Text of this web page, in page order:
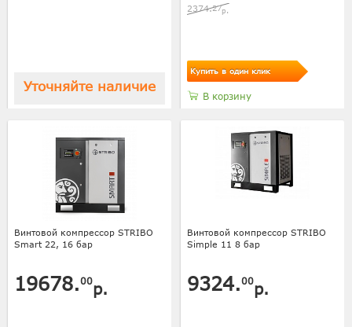
Уточняйте наличие
2374.27р.
Купить в один клик
В корзину
Винтовой компрессор STRIBO
Smart 22, 16 бар
19678.00р.
Винтовой компрессор STRIBO
Simple 11 8 бар
9324.00р.